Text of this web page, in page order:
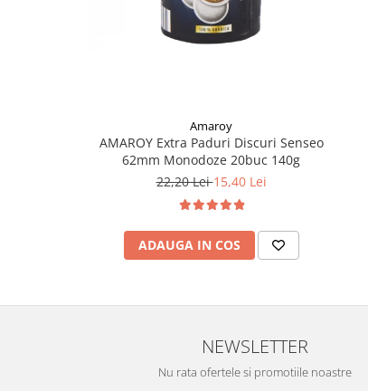
Amaroy
AMAROY Extra Paduri Discuri Senseo
62mm Monodoze 20buc 140g
22,20 Lei15,40 Lei
ADAUGA IN COS
NEWSLETTER
Nu rata ofertele si promotiile noastre